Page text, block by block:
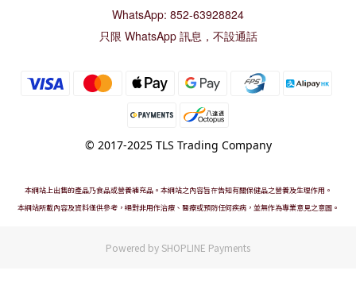
WhatsApp: 852-63928824
只限 WhatsApp 訊息，不設通話
© 2017-2025 TLS Trading Company
本網站上出售的產品乃食品或營養補充品。本網站之內容旨在告知有關保健品之營養及生理作用。
本網站所載內容及資料僅供參考，絕對非用作治療、醫療或預防任何疾病，並無作為專業意見之意圖。
Powered by SHOPLINE Payments